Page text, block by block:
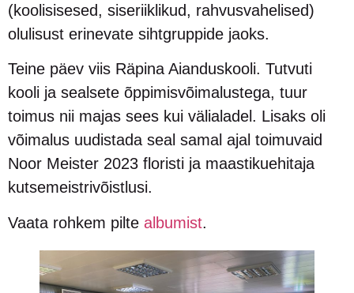
(koolisisesed, siseriiklikud, rahvusvahelised)
olulisust erinevate sihtgruppide jaoks.
Teine päev viis Räpina Aianduskooli. Tutvuti
kooli ja sealsete õppimisvõimalustega, tuur
toimus nii majas sees kui välialadel. Lisaks oli
võimalus uudistada seal samal ajal toimuvaid
Noor Meister 2023 floristi ja maastikuehitaja
kutsemeistrivõistlusi.
Vaata rohkem pilte albumist.